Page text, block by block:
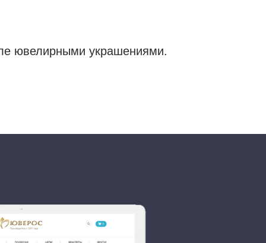
ювелирными украшениями.